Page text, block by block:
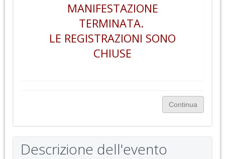
MANIFESTAZIONE
TERMINATA.
LE REGISTRAZIONI SONO
CHIUSE
Descrizione dell'evento